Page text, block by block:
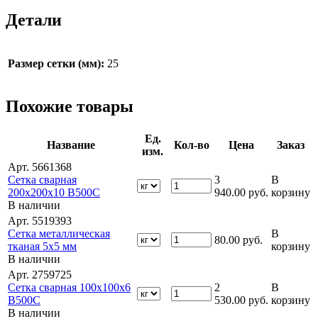
Детали
Размер сетки (мм): 25
Похожие товары
Название
Ед.
изм.
Кол-во Цена
Заказ
Арт. 5661368
Сетка сварная
200х200х10 В500С
В наличии
3
940.00 руб.
В
корзину
Арт. 5519393
Сетка металлическая
тканая 5х5 мм
В наличии
80.00 руб.
В
корзину
Арт. 2759725
Сетка сварная 100х100х6
В500С
В наличии
2
530.00 руб.
В
корзину